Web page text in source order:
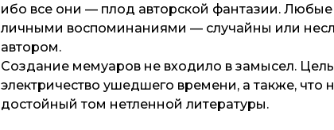
ибо все они — плод авторской фантазии.
личными воспоминаниями — случайны или
автором.
Создание мемуаров не входило в замысел.
электричество ушедшего времени, а также,
достойный том нетленной литературы.